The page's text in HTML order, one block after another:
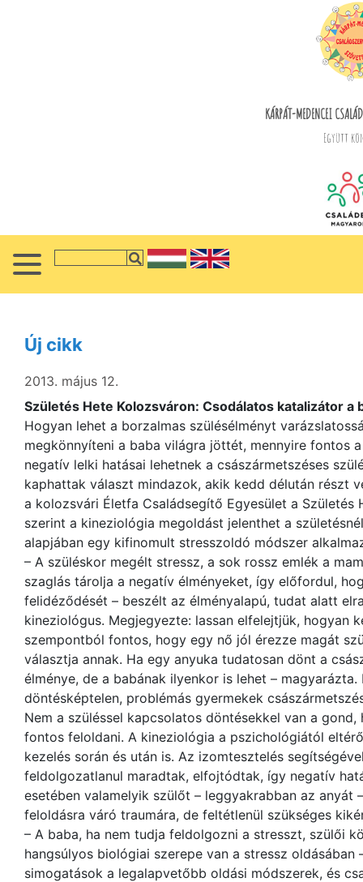
KÁRPÁT-MEDENCEI
Együtt
Új cikk
2013. május 12.
Születés Hete Kolozsváron: Csodálatos katalizátor a
Hogyan lehet a borzalmas szülésélményt
megkönnyíteni a baba világra jöttét, mennyire fontos
negatív lelki hatásai lehetnek a császármetszéses
kaphattak választ mindazok, akik kedd délután részt
a kolozsvári Életfa Családsegítő Egyesület a
szerint a kineziológia megoldást jelenthet a
alapjában egy kifinomult stresszoldó módszer
– A szüléskor megélt stressz, a sok rossz emlék a
szaglás tárolja a negatív élményeket, így előfordul,
felidéződését – beszélt az élményalapú, tudat alatt
kineziológus. Megjegyezte: lassan elfelejtjük, hogyan
szempontból fontos, hogy egy nő jól érezze magát
választja annak. Ha egy anyuka tudatosan dönt a
élménye, de a babának ilyenkor is lehet –
döntésképtelen, problémás gyermekek
Nem a szüléssel kapcsolatos döntésekkel van a
fontos feloldani. A kineziológia a pszichológiától
kezelés során és után is. Az izomtesztelés
feldolgozatlanul maradtak, elfojtódtak, így negatív
esetében valamelyik szülőt – leggyakrabban az
feloldásra váró traumára, de feltétlenül szükséges
– A baba, ha nem tudja feldolgozni a stresszt, szülői
hangsúlyos biológiai szerepe van a stressz
simogatások a legalapvetőbb oldási módszerek, és